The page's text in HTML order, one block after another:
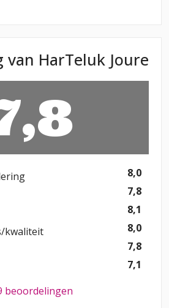
van HarTeluk Joure
8,0
7,8
8,1
kwaliteit
8,0
7,8
7,1
beoordelingen